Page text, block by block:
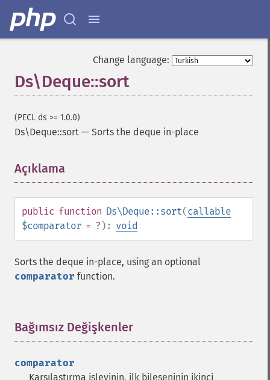
Change language:
Ds\Deque::sort
(PECL ds >= 1.0.0)
Ds\Deque::sort — Sorts the deque in-place
Açıklama
public function Ds\Deque::sort(callable
$comparator = ? ): void
Sorts the deque in-place, using an optional
comparator function.
Bağımsız Değişkenler
comparator
Karşılaştırma işlevinin, ilk bileşeninin ikinci